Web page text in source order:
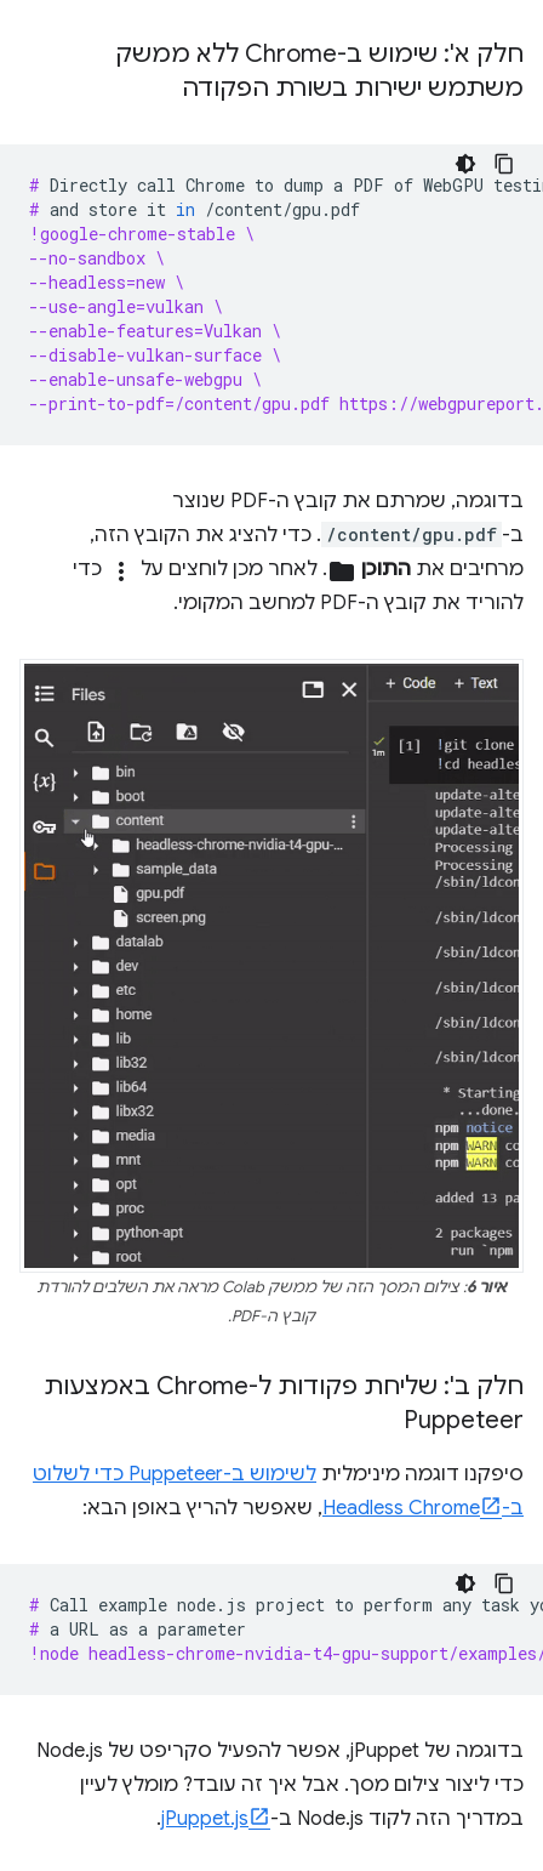
חלק א': שימוש ב-Chrome ללא ממשק
משתמש ישירות בשורת הפקודה
# Directly call Chrome to dump a PDF of WebGPU
# and store it in
!google-chrome-stable \
--no-sandbox \
--headless=new \
--use-angle=vulkan \
--enable-features=Vulkan \
--disable-vulkan-surface \
--enable-unsafe-webgpu \
--print-to-pdf=/content/gpu.pdf https://
בדוגמה, שמרתם את קובץ ה-PDF שנוצר
ב- /content/gpu.pdf . כדי להציג את הקובץ הזה,
מרחיבים את התוכן folder. לאחר מכן לוחצים על more_vert
כדי
להוריד את קובץ ה-PDF למחשב המקומי.
איור 6
: צילום המסך הזה של ממשק Colab מראה את השלבים להורדת
קובץ ה-PDF.
חלק ב': שליחת פקודות ל-Chrome באמצעות
Puppeteer
סיפקנו דוגמה מינימלית
לשימוש ב-Puppeteer כדי לשלוט
ב-Headless Chrome
, שאפשר להריץ באופן הבא:
# Call example node.js project to perform any task
# a URL as a
!node headless-chrome-nvidia-t4-gpu-support/
בדוגמה של jPuppet, אפשר להפעיל סקריפט של Node.js
כדי ליצור צילום מסך. אבל איך זה עובד? מומלץ לעיין
במדריך הזה לקוד Node.js ב-
jPuppet.js
.